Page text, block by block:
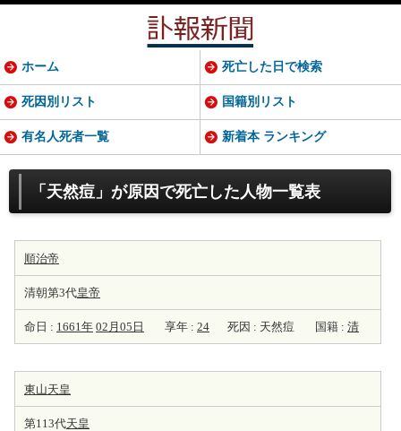
「天然痘」が原因で死亡した人物一覧表
順治帝
清朝第3代皇帝
命日 : 1661年 02月05日 享年 : 24 死因 : 天然痘 国籍 : 清
東山天皇
第113代天皇
ホーム 死亡した日で検索
死因別リスト 国籍別リスト
有名人死者一覧 新着本 ランキング